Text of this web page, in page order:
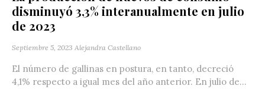
disminuyó 3,3% interanualmente en julio
de 2023
Septiembre 5, 2023 Alejandra Castellano
El número de gallinas en postura, en tanto, decreció
4,1% respecto a igual mes del año anterior. En julio de...